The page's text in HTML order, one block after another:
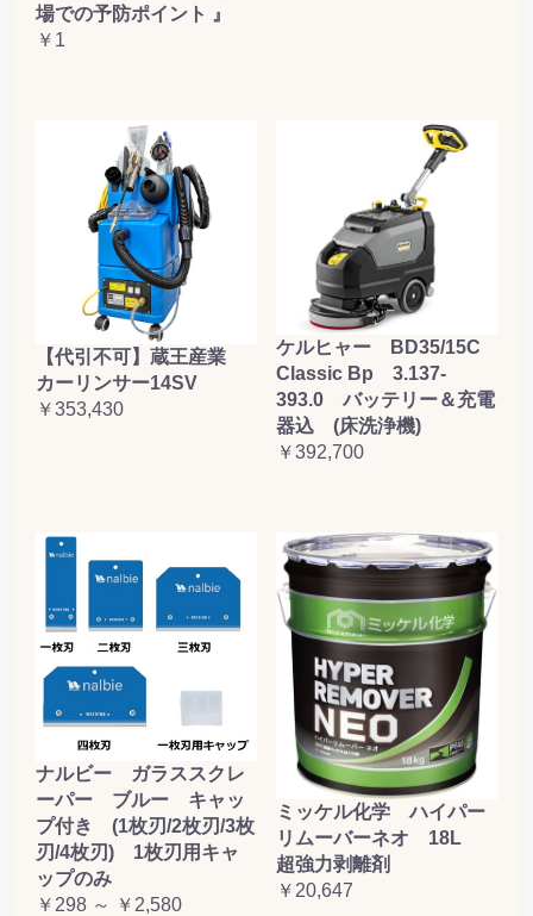
場での予防ポイント 』
￥1
【代引不可】蔵王産業
カーリンサー14SV
￥353,430
ケルヒャー BD35/15C
Classic Bp 3.137-
393.0 バッテリー＆充電
器込 (床洗浄機)
￥392,700
ナルビー ガラススクレ
ーパー ブルー キャッ
プ付き (1枚刃/2枚刃/3枚
刃/4枚刃) 1枚刃用キャ
ップのみ
￥298 ～ ￥2,580
ミッケル化学 ハイパー
リムーバーネオ 18L
超強力剥離剤
￥20,647